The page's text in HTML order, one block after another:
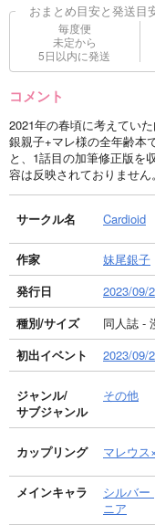
おまとめ目安と発送目
毎度便
未定から
5日以内に発送
コメント
2021年の春頃に考えてい
銀親子+マレ様の全年齢本
と、1話目の加筆修正版を
容は反映されておりません。
サークル名 Cardioid
作家
妹尾銀子
発行日
2023/09/
種別/サイズ
同人誌 -
初出イベント
2023/
ジャンル/
サブジャンル
その他
カップリング マレウス
メインキャラ シルバー
ニア